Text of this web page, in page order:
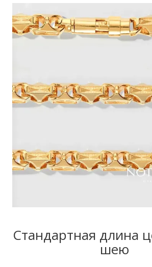
Стандартная длина
шею